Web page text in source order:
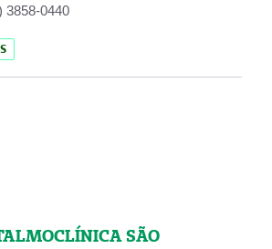
3858-0440
SÃO